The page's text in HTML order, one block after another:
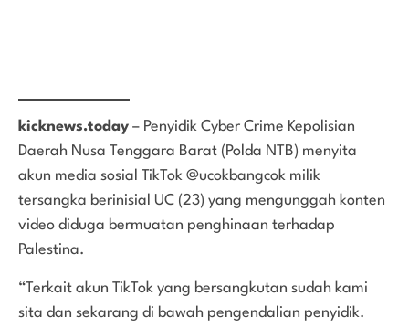
kicknews.today – Penyidik Cyber Crime Kepolisian
Daerah Nusa Tenggara Barat (Polda NTB) menyita
akun media sosial TikTok @ucokbangcok milik
tersangka berinisial UC (23) yang mengunggah konten
video diduga bermuatan penghinaan terhadap
Palestina.
“Terkait akun TikTok yang bersangkutan sudah kami
sita dan sekarang di bawah pengendalian penyidik.